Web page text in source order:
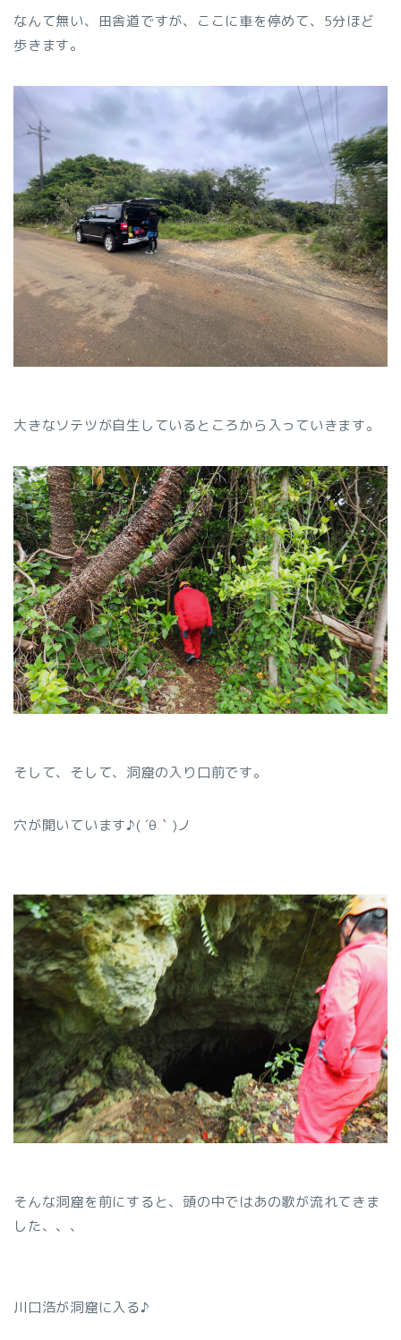
なんて無い、田舎道ですが、ここに車を停めて、5分ほど
歩きます。
大きなソテツが自生しているところから入っていきます。
そして、そして、洞窟の入り口前です。
穴が開いています♪( ´θ｀)ノ
そんな洞窟を前にすると、頭の中ではあの歌が流れてきま
した、、、
川口浩が洞窟に入る♪